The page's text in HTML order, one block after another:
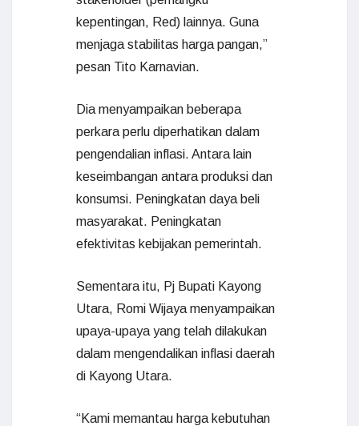
kepentingan, Red) lainnya. Guna
menjaga stabilitas harga pangan,”
pesan Tito Karnavian.
Dia menyampaikan beberapa
perkara perlu diperhatikan dalam
pengendalian inflasi. Antara lain
keseimbangan antara produksi dan
konsumsi. Peningkatan daya beli
masyarakat. Peningkatan
efektivitas kebijakan pemerintah.
Sementara itu, Pj Bupati Kayong
Utara, Romi Wijaya menyampaikan
upaya-upaya yang telah dilakukan
dalam mengendalikan inflasi daerah
di Kayong Utara.
“Kami memantau harga kebutuhan